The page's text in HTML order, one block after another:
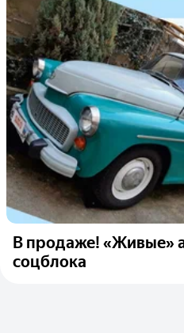
В продаже! «Живые»
соцблока